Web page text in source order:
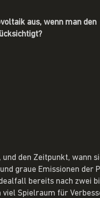
aus, wenn man den
und den Zeitpunkt, wann
graue Emissionen der
bereits nach zwei
Spielraum für